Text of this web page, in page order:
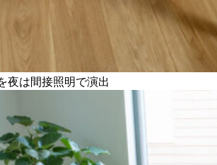
夜は間接照明で演出